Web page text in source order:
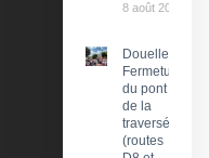
8 août 2026
Douelle :
Fermeture
du pont et
de la
traversée
(routes